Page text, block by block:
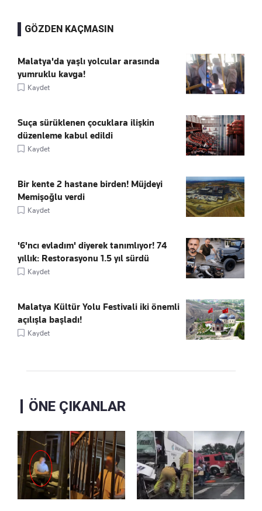
GÖZDEN KAÇMASIN
Malatya'da yaşlı yolcular arasında
yumruklu kavga!
Kaydet
Suça sürüklenen çocuklara ilişkin
düzenleme kabul edildi
Kaydet
Bir kente 2 hastane birden! Müjdeyi
Memişoğlu verdi
Kaydet
'6'ncı evladım' diyerek tanımlıyor! 74
yıllık: Restorasyonu 1.5 yıl sürdü
Kaydet
Malatya Kültür Yolu Festivali iki önemli
açılışla başladı!
Kaydet
ÖNE ÇIKANLAR